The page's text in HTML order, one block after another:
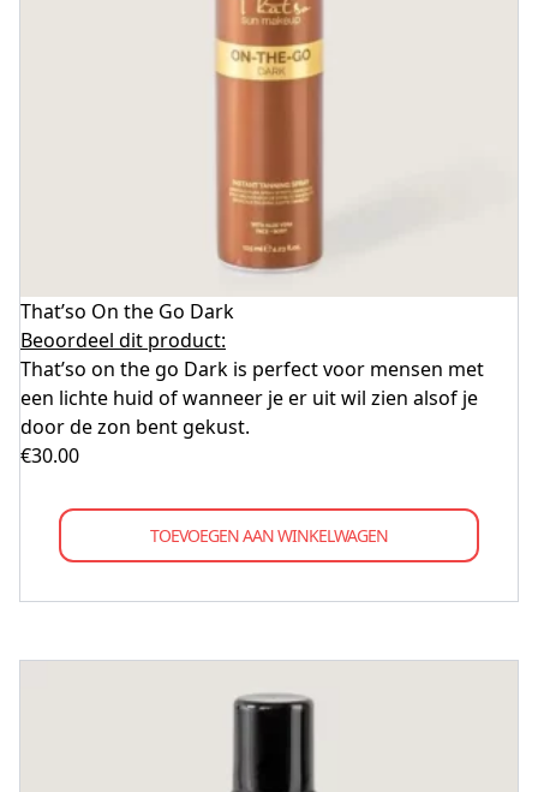
That’so On the Go Dark
Beoordeel dit product:
That’so on the go Dark is perfect voor mensen met
een lichte huid of wanneer je er uit wil zien alsof je
door de zon bent gekust.
€30.00
TOEVOEGEN AAN WINKELWAGEN